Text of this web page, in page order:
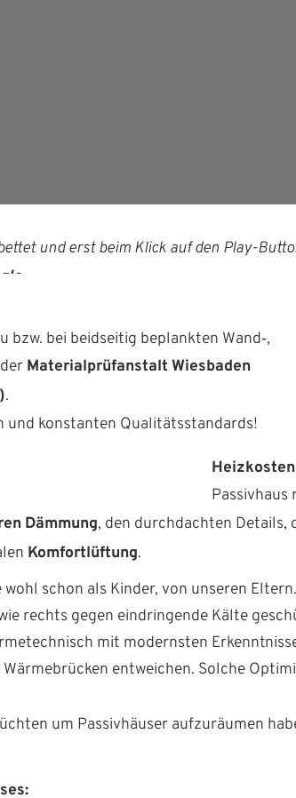
und erst beim Klick auf den Play-
bzw. bei bei­d­seit­ig beplank­ten Wand‑,
Mate­ri­al­prü­fanstalt Wies­baden
).
und kon­stan­ten Qualitätsstandards!
Pas­sivhaus
Däm­mung, den durch­dacht­en Details,
Kom­fortlüf­tung.
schon als Kinder, von unseren
rechts gegen ein­drin­gende Kälte
mit mod­ern­sten
entwe­ichen. Solche
um Pas­sivhäuser aufzuräu­men